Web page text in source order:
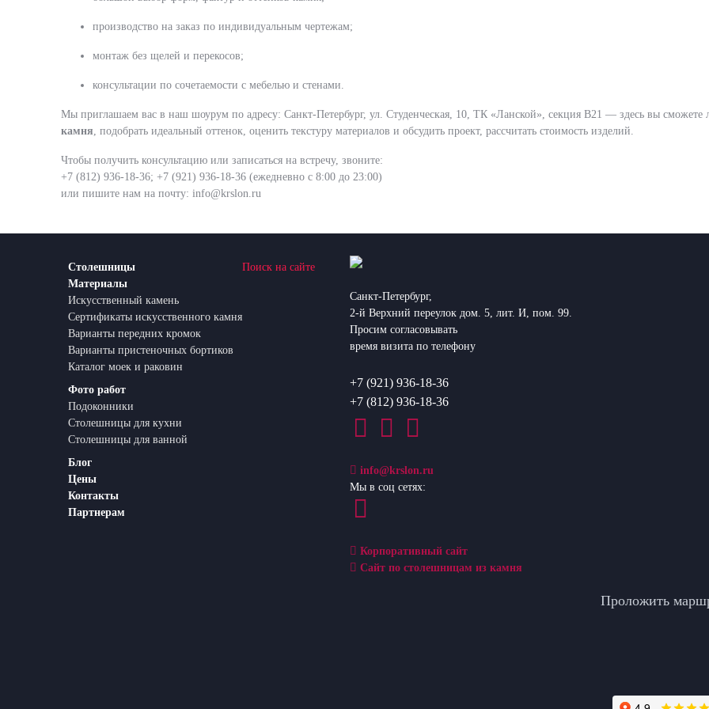
производство на заказ по индивидуальным чертежам;
монтаж без щелей и перекосов;
консультации по сочетаемости с мебелью и стенами.
Мы приглашаем вас в наш шоурум по адресу: Санкт-Петербург, ул. Студенческая, 10, ТК «Ланской», секция В21 — здесь вы сможете
камня , подобрать идеальный оттенок, оценить текстуру материалов и обсудить проект, рассчитать стоимость изделий.
Чтобы получить консультацию или записаться на встречу, звоните:
+7 (812) 936-18-36; +7 (921) 936-18-36 (ежедневно с 8:00 до 23:00)
или пишите нам на почту: info@krslon.ru
Столешницы
Материалы
Искусственный камень
Сертификаты искусственного камня
Варианты передних кромок
Варианты пристеночных бортиков
Каталог моек и раковин
Фото работ
Подоконники
Столешницы для кухни
Столешницы для ванной
Блог
Цены
Контакты
Партнерам
Поиск на сайте
Санкт-Петербург,
2-й Верхний переулок дом. 5, лит. И, пом. 99.
Просим согласовывать
время визита по телефону
+7 (921) 936-18-36
+7 (812) 936-18-36
info@krslon.ru
Мы в соц сетях:
Корпоративный сайт
Сайт по столешницам из камня
Проложить